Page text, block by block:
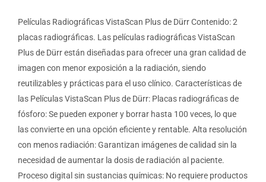
Películas Radiográficas VistaScan Plus de Dürr Contenido: 2
placas radiográficas. Las películas radiográficas VistaScan
Plus de Dürr están diseñadas para ofrecer una gran calidad de
imagen con menor exposición a la radiación, siendo
reutilizables y prácticas para el uso clínico. Características de
las Películas VistaScan Plus de Dürr: Placas radiográficas de
fósforo: Se pueden exponer y borrar hasta 100 veces, lo que
las convierte en una opción eficiente y rentable. Alta resolución
con menos radiación: Garantizan imágenes de calidad sin la
necesidad de aumentar la dosis de radiación al paciente.
Proceso digital sin sustancias químicas: No requiere productos